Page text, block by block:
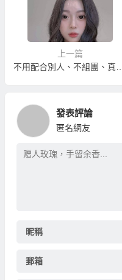
上一篇
不用配合別人、不組團、真正一對一相親娶到滿意越南新娘的越南新娘介紹服務
發表評論
匿名網友
昵稱
郵箱